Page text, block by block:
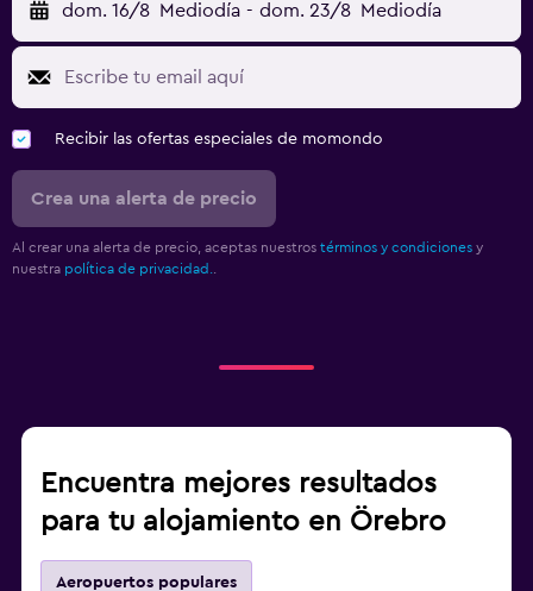
dom. 16/8 Mediodía - dom. 23/8 Mediodía
Recibir las ofertas especiales de momondo
Crea una alerta de precio
Al crear una alerta de precio, aceptas nuestros términos y condiciones y
nuestra política de privacidad..
Encuentra mejores resultados
para tu alojamiento en Örebro
Aeropuertos populares